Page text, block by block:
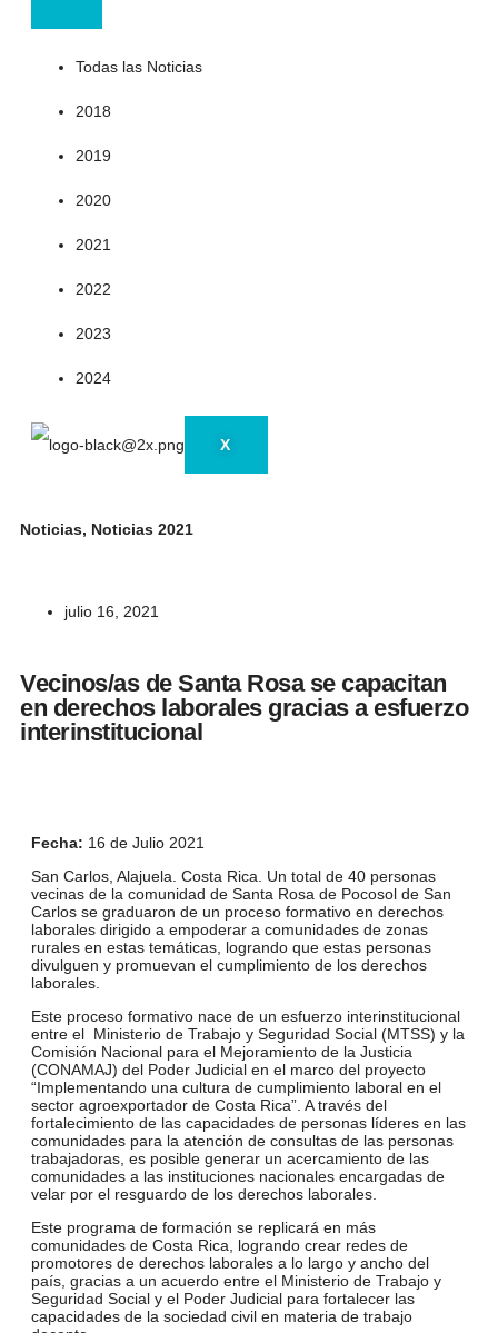
Todas las Noticias
2018
2019
2020
2021
2022
2023
2024
X
Noticias, Noticias 2021
julio 16, 2021
Vecinos/as de Santa Rosa se capacitan
en derechos laborales gracias a esfuerzo
interinstitucional
Fecha: 16 de Julio 2021
San Carlos, Alajuela. Costa Rica. Un total de 40 personas
vecinas de la comunidad de Santa Rosa de Pocosol de San
Carlos se graduaron de un proceso formativo en derechos
laborales dirigido a empoderar a comunidades de zonas
rurales en estas temáticas, logrando que estas personas
divulguen y promuevan el cumplimiento de los derechos
laborales.
Este proceso formativo nace de un esfuerzo interinstitucional
entre el Ministerio de Trabajo y Seguridad Social (MTSS) y la
Comisión Nacional para el Mejoramiento de la Justicia
(CONAMAJ) del Poder Judicial en el marco del proyecto
“Implementando una cultura de cumplimiento laboral en el
sector agroexportador de Costa Rica”. A través del
fortalecimiento de las capacidades de personas líderes en las
comunidades para la atención de consultas de las personas
trabajadoras, es posible generar un acercamiento de las
comunidades a las instituciones nacionales encargadas de
velar por el resguardo de los derechos laborales.
Este programa de formación se replicará en más
comunidades de Costa Rica, logrando crear redes de
promotores de derechos laborales a lo largo y ancho del
país, gracias a un acuerdo entre el Ministerio de Trabajo y
Seguridad Social y el Poder Judicial para fortalecer las
capacidades de la sociedad civil en materia de trabajo